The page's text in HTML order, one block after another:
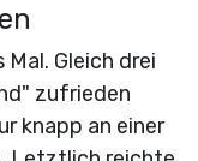
Gleich drei
zufrieden
knapp an einer